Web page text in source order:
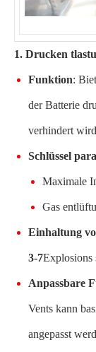
1. Drucken
Funktion:
der Batterie
verhindert
Schlüssel
Maximale
Gas
Einhaltung
3-7Explosions
Anpassbare
Vents kann
angepasst